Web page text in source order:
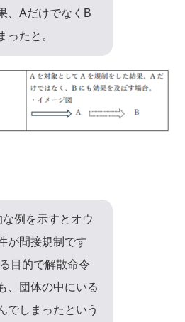
、AだけでなくB
ったと。
例を示すとオウ
が間接規制です
目的で解散命令
、団体の中にいる
でしまったという